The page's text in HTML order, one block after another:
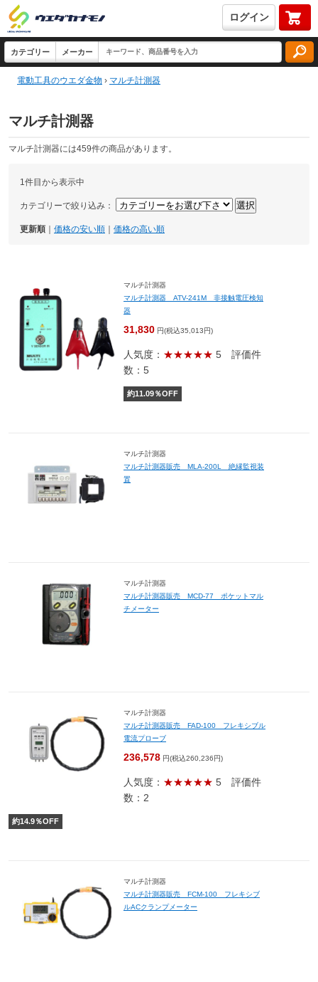
ログイン
電動工具のウエダ金物 › マルチ計測器
マルチ計測器
マルチ計測器には459件の商品があります。
1件目から表示中
カテゴリーで絞り込み：
更新順 価格の安い順 価格の高い順
マルチ計測器
マルチ計測器 ATV-241M 非接触電圧検知
器
31,830 円(税込35,013円)
人気度： ★★★★★ 5 評価件
数：5
約11.09％OFF
マルチ計測器
マルチ計測器販売 MLA-200L 絶縁監視装
置
マルチ計測器
マルチ計測器販売 MCD-77 ポケットマル
チメーター
マルチ計測器
マルチ計測器販売 FAD-100 フレキシブル
電流プローブ
236,578 円(税込260,236円)
人気度： ★★★★★ 5 評価件
数：2
約14.9％OFF
マルチ計測器
マルチ計測器販売 FCM-100 フレキシブ
ルACクランプメーター